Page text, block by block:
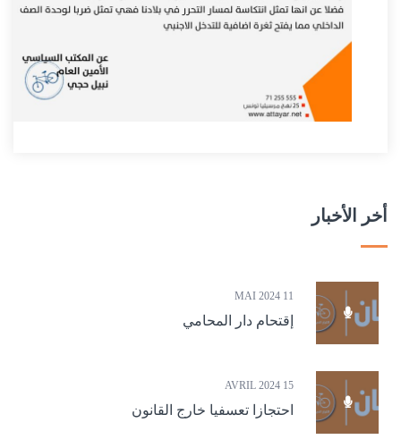
أخر الأخبار
11 MAI 2024
إقتحام دار المحامي
15 AVRIL 2024
احتجازا تعسفيا خارج القانون